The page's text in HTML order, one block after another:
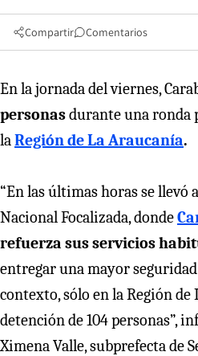
Compartir Comentarios
En la jornada del viernes,
personasdurante una ronda
laRegión de La Araucanía.
“En las últimas horas se llevó
Nacional Focalizada, donde
refuerza sus servicios
entregar una mayor
contexto, sólo en la Región de
detención de 104 personas”,
Ximena Valle, subprefecta de